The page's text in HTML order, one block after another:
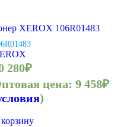
XEROX 106R01483
280₽
цена: 9 458₽
)